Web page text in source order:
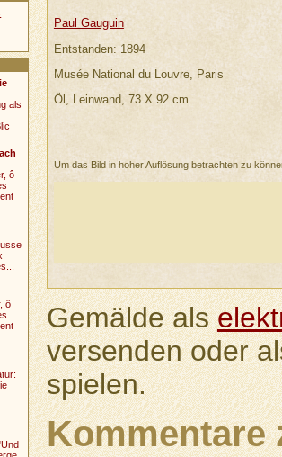
Paul Gauguin
Entstanden: 1894
Musée National du Louvre, Paris
Öl, Leinwand, 73 X 92 cm
Um das Bild in hoher Auflösung betrachten zu
Gemälde als
versenden oder
spielen.
Kommentare
als
ô
ô